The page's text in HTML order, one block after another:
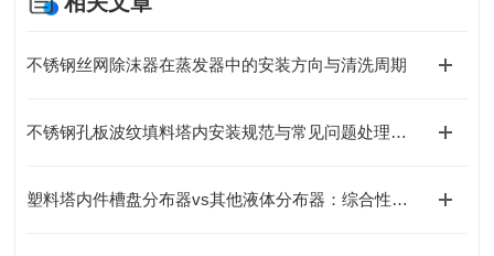
不锈钢丝网除沫器在蒸发器中的安装方向与清洗周期
不锈钢孔板波纹填料塔内安装规范与常见问题处理指南
塑料塔内件槽盘分布器vs其他液体分布器：综合性能对比分析